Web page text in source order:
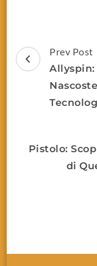
Prev Post
Pistolo:
di